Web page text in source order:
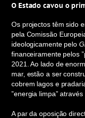
O Estado cavou o
Os projectos têm sido
pela Comissão
ideologicamente pelo
financeiramente pelos
2021. Ao lado de
mar, estão a ser
cobrem lagos e
”energia limpa”
A par da oposição